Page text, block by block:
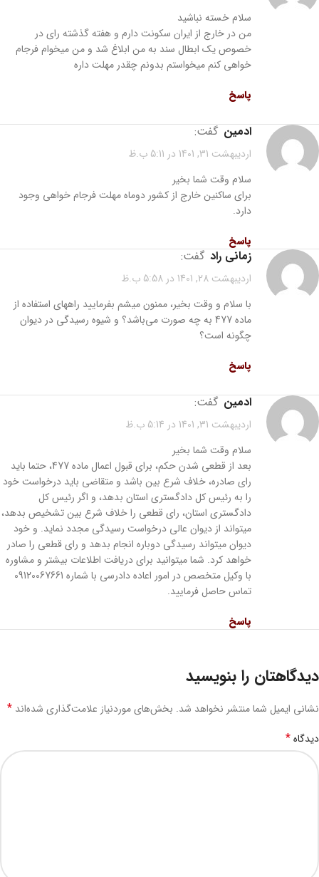
سلام خسته نباشید
من در خارج از ایران سکونت دارم و هفته گذشته رای در
خصوص یک ابطال سند به من ابلاغ شد و من میخوام فرجام
خواهی کنم میخواستم بدونم چقدر مهلت داره
پاسخ
ادمین گفت:
اردیبهشت 31, 1401 در 5:11 ب.ظ
سلام وقت شما بخیر
برای ساکنین خارج از کشور دوماه مهلت فرجام خواهی وجود
دارد.
پاسخ
زمانی راد گفت:
اردیبهشت 28, 1401 در 5:58 ب.ظ
با سلام و وقت بخیر، ممنون میشم بفرمایید راههای استفاده از
ماده 477 به چه صورت می‌باشد؟ و شیوه رسیدگی در دیوان
چگونه است؟
پاسخ
ادمین گفت:
اردیبهشت 31, 1401 در 5:14 ب.ظ
سلام وقت شما بخیر
بعد از قطعی شدن حکم، برای قبول اعمال ماده 477، حتما باید
رای صادره، خلاف شرع بین باشد و متقاضی باید درخواست خود
را به رئیس کل دادگستری استان بدهد، و اگر رئیس کل
دادگستری استان، رای قطعی را خلاف شرع بین تشخیص بدهد،
میتواند از دیوان عالی درخواست رسیدگی مجدد نماید. و خود
دیوان میتواند رسیدگی دوباره انجام بدهد و رای قطعی را صادر
خواهد کرد. شما میتوانید برای دریافت اطلاعات بیشتر و مشاوره
با وکیل متخصص در امور اعاده دادرسی با شماره 09120067661
تماس حاصل فرمایید.
پاسخ
دیدگاهتان را بنویسید
نشانی ایمیل شما منتشر نخواهد شد. بخش‌های موردنیاز علامت‌گذاری شده‌اند *
دیدگاه*